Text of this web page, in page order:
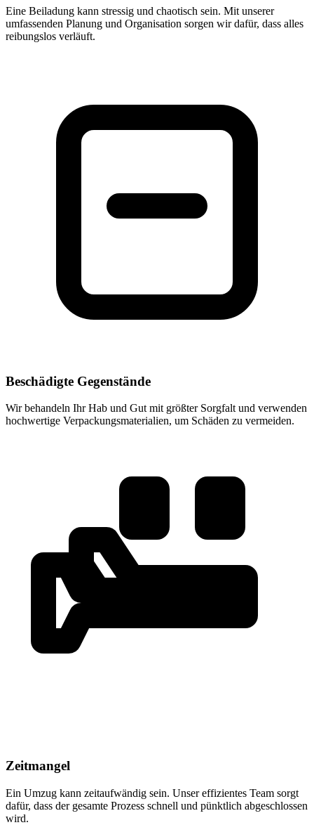
Eine Beiladung kann stressig und chaotisch sein. Mit unserer
umfassenden Planung und Organisation sorgen wir dafür, dass alles
reibungslos verläuft.
Beschädigte Gegenstände
Wir behandeln Ihr Hab und Gut mit größter Sorgfalt und verwenden
hochwertige Verpackungsmaterialien, um Schäden zu vermeiden.
Zeitmangel
Ein Umzug kann zeitaufwändig sein. Unser effizientes Team sorgt
dafür, dass der gesamte Prozess schnell und pünktlich abgeschlossen
wird.